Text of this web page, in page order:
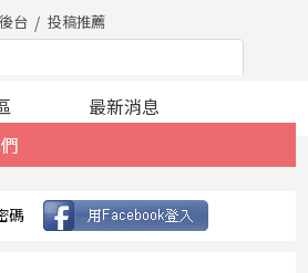
台 投稿推薦
最新消息
碼